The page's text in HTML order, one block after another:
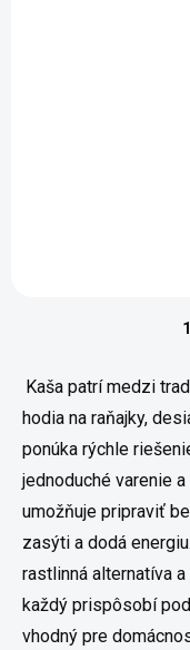
Kaša patrí medzi
hodia na raňajky,
ponúka rýchle
jednoduché varenie
umožňuje pripraviť
zasýti a dodá
rastlinná alternatíva
každý prispôsobí
vhodný pre